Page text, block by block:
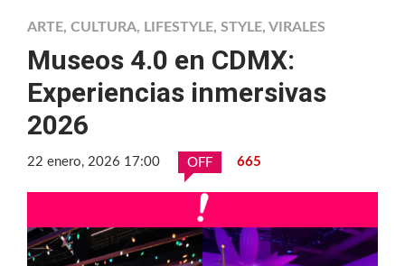
ARTE, CULTURA, LIFESTYLE, STYLE, VIRALES
Museos 4.0 en CDMX:
Experiencias inmersivas
2026
22 enero, 2026 17:00 OFF 665